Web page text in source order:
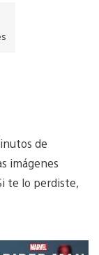
de
imágenes
te lo perdiste,